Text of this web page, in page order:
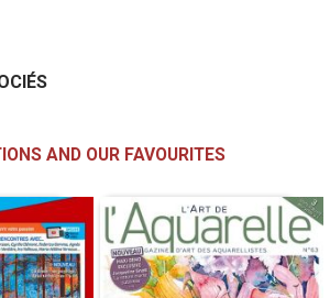
AND OUR FAVOURITES